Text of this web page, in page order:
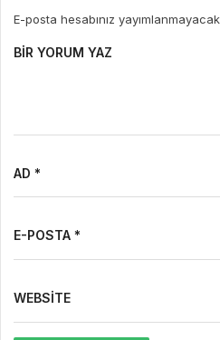
E-posta hesabınız
BIR YORUM YAZ
AD *
E-POSTA *
WEBSITE